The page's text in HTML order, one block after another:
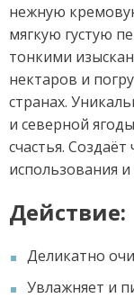
нежную
мягкую густую
тонкими
нектаров и
странах.
и северной
счастья.
использования
Действие:
Деликатно
Увлажняет и